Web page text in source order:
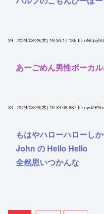
29 : 2024/08/29(木) 19:30:17.136
あーごめん男性ボーカ
33 : 2024/08/29(木) 19:39:08.887
もはやハローハローし
John の Hello Hello
全然思いつかんな